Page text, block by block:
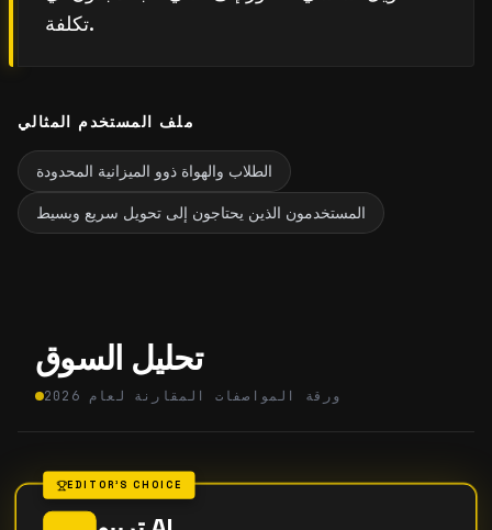
تكلفة.
ملف المستخدم المثالي
الطلاب والهواة ذوو الميزانية المحدودة
المستخدمون الذين يحتاجون إلى تحويل سريع وبسيط
تحليل السوق
ورقة المواصفات المقارنة لعام 2026
EDITOR'S CHOICE